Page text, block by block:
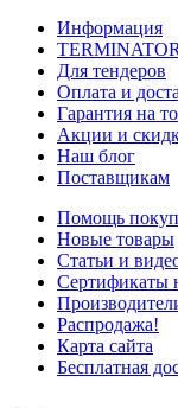
Информация
TERMINATOR
Для тендеров
Оплата и
Гарантия на
Акции и
Наш блог
Поставщикам
Помощь
Новые товары
Статьи и
Сертификаты
Распродажа!
Карта сайта
Бесплатная